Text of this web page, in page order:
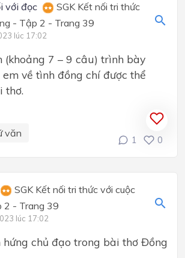
với đọc
SGK Kết nối tri thức
- Tập 2 - Trang 39
lúc 17:02
(khoảng 7 – 9 câu) trình bày
về tình đồng chí được thể
thơ.
văn
1 0
SGK Kết nối tri thức với cuộc
2 - Trang 39
lúc 17:02
hứng chủ đạo trong bài thơ Đồng